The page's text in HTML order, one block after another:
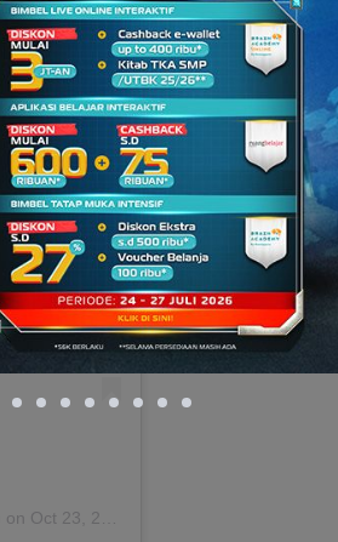
on Oct 23, 2018 at 2:00am PDT